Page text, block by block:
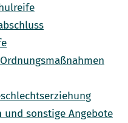
und sonstige Angebote